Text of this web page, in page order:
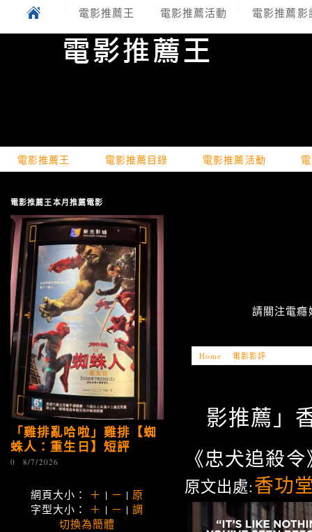
電影推薦王 電影推薦活動 電影推薦影
電影推薦王 電影推薦目錄 電影推薦活動
請關注電
Home 電影影評
影推薦」
《忠犬追殺
原文出處:香功
電影推薦王本月推薦電影
「雞排亂哈啦」雞排【蜘
蛛人：重生日】短評
0 8/7/2026
網頁大小： ＋ | － | 原
字型大小： ＋ | － |調
切換為簡體